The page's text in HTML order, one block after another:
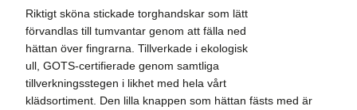
Riktigt sköna stickade torghandskar som lätt
förvandlas till tumvantar genom att fälla ned
hättan över fingrarna. Tillverkade i ekologisk
ull, GOTS-certifierade genom samtliga
tillverkningsstegen i likhet med hela vårt
klädsortiment. Den lilla knappen som hättan fästs med är